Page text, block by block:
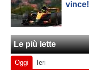
vince!
Le più lette
Oggi Ieri